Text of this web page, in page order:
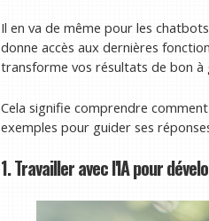
Il en va de même pour les
donne accès aux dernières
transforme vos résultats de bon à
Cela signifie comprendre
exemples pour guider ses
1. Travailler avec l'IA pour